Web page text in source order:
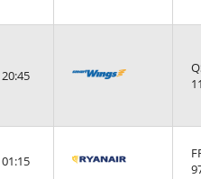
20:45
01:15